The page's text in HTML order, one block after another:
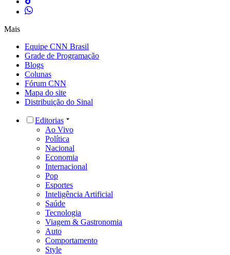
Mais
Equipe CNN Brasil
Grade de Programação
Blogs
Colunas
Fórum CNN
Mapa do site
Distribuição do Sinal
Editorias
Ao Vivo
Política
Nacional
Economia
Internacional
Pop
Esportes
Inteligência Artificial
Saúde
Tecnologia
Viagem & Gastronomia
Auto
Comportamento
Style